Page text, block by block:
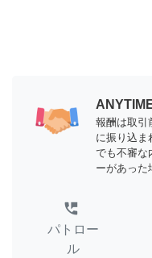
報酬は取引
に振り込ま
でも不審な
ーがあった
perm_phone_msg
パトロー
ル